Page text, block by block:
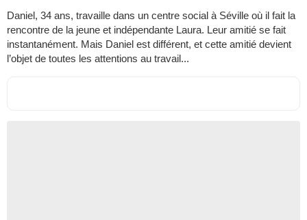
Daniel, 34 ans, travaille dans un centre social à Séville où il fait la
rencontre de la jeune et indépendante Laura. Leur amitié se fait
instantanément. Mais Daniel est différent, et cette amitié devient
l’objet de toutes les attentions au travail...